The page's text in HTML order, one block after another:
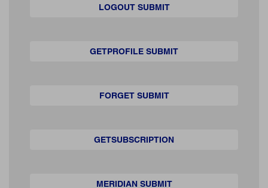
LOGOUT SUBMIT
GETPROFILE SUBMIT
FORGET SUBMIT
GETSUBSCRIPTION
MERIDIAN SUBMIT